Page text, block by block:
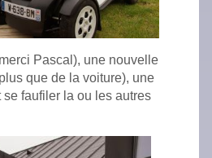
Pascal), une nouvelle
que de la voiture), une
se faufiler la ou les autres